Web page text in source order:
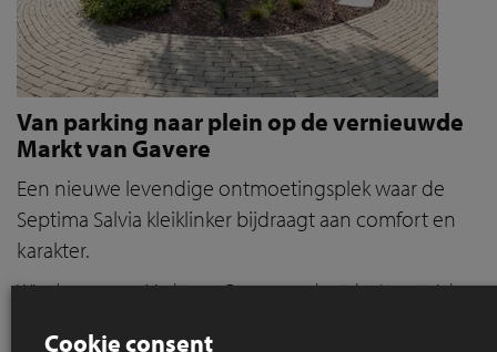
Van parking naar plein op de vernieuwde
Markt van Gavere
Een nieuwe levendige ontmoetingsplek waar de
Septima Salvia kleiklinker bijdraagt aan comfort en
karakter.
Wie de vroegere Markt van Gavere nog kent, herinnert zich
deed als parking. De ruimte was gefragmenteerd, de
Cookie consent